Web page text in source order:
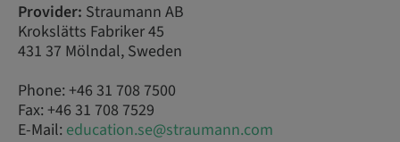
Provider: Straumann AB
Krokslätts Fabriker 45
431 37 Mölndal, Sweden
Phone: +46 31 708 7500
Fax: +46 31 708 7529
E-Mail: education.se@straumann.com